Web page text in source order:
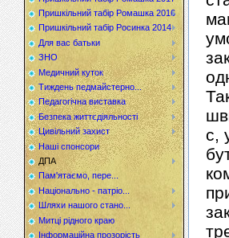
Пришкільний табір Ромашка 2016
Пришкільний табір Росинка 2014
Для вас батьки
ЗНО
Медичний куток
Тиждень педмайстерно...
Педагогічна виставка
Безпека життєдіяльності
Цивільний захист
Наші спонсори
ДПА
Пам'ятаємо, пере...
Національно - патріо...
Шляхи нашого стано...
Митці рідного краю
Інформаційна прозорість
с,